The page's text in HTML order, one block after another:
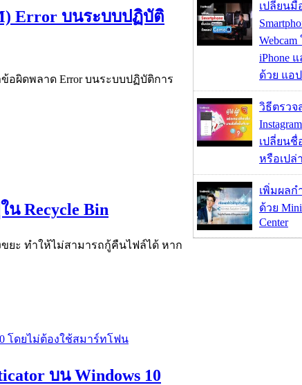
Error บนระบบปฏิบัติ
ข้อผิดพลาด Error บนระบบปฏิบัติการ
Recycle Bin
ขยะ ทำให้ไม่สามารถกู้คืนไฟล์ได้ หาก
บน Windows 10
เปลี่ยนมื
iPhone
ด้วย แอป
วิธีตรวจ
เปลี่ยน
หรือเปล่
เพิ่มผลก
ด้วย
Center